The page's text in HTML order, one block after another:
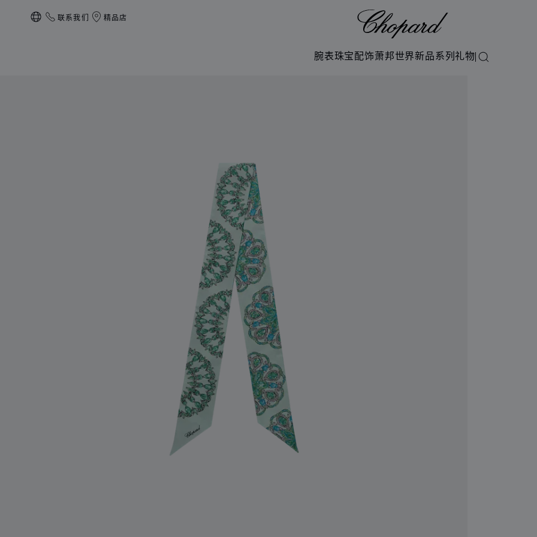
本地化（更改国家/地区）
联系我们 精品店
腕表珠宝配饰萧邦世界新品系列礼物搜索